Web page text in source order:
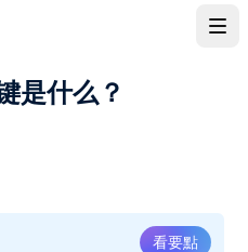
是什么？
看要點